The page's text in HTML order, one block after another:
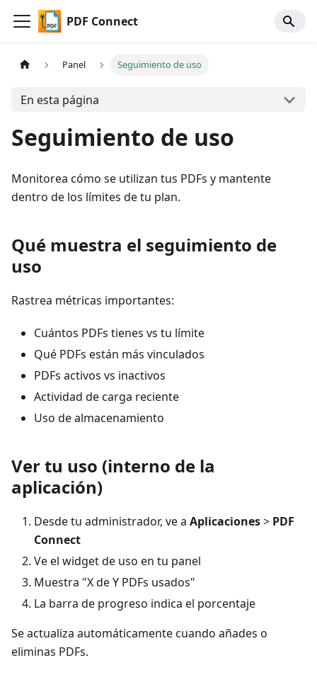
PDF Connect
Panel Seguimiento de uso
En esta página
Seguimiento de uso
Monitorea cómo se utilizan tus PDFs y mantente
dentro de los límites de tu plan.
Qué muestra el seguimiento de
uso
Rastrea métricas importantes:
Cuántos PDFs tienes vs tu límite
Qué PDFs están más vinculados
PDFs activos vs inactivos
Actividad de carga reciente
Uso de almacenamiento
Ver tu uso (interno de la
aplicación)
Desde tu administrador, ve a Aplicaciones> PDF
Connect
Ve el widget de uso en tu panel
Muestra "X de Y PDFs usados"
La barra de progreso indica el porcentaje
Se actualiza automáticamente cuando añades o
eliminas PDFs.